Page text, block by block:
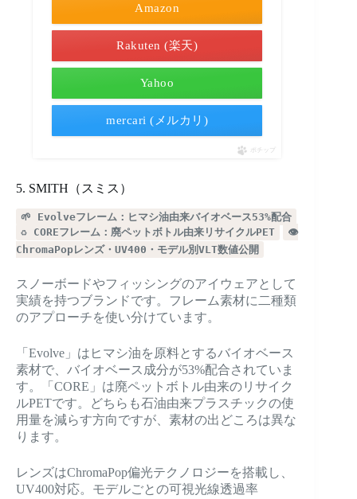
Amazon
Rakuten (楽天)
Yahoo
mercari (メルカリ)
ポチップ
5. SMITH（スミス）
🌱 Evolveフレーム：ヒマシ油由来バイオベース53%配合
♻️ COREフレーム：廃ペットボトル由来リサイクルPET
👁️
ChromaPopレンズ・UV400・モデル別VLT数値公開
スノーボードやフィッシングのアイウェアとして
実績を持つブランドです。フレーム素材に二種類
のアプローチを使い分けています。
「Evolve」はヒマシ油を原料とするバイオベース
素材で、バイオベース成分が53%配合されていま
す。「CORE」は廃ペットボトル由来のリサイク
ルPETです。どちらも石油由来プラスチックの使
用量を減らす方向ですが、素材の出どころは異な
ります。
レンズはChromaPop偏光テクノロジーを搭載し、
UV400対応。モデルごとの可視光線透過率